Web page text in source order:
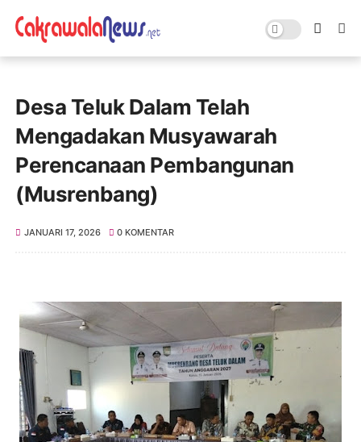
Desa Teluk Dalam Telah
Mengadakan Musyawarah
Perencanaan Pembangunan
(Musrenbang)
JANUARI 17, 2026 0 KOMENTAR